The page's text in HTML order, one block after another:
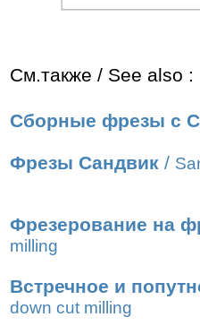
См.также / See also :
Сборные фрезы с
Фрезы Сандвик /
Фрезерование на
milling
Встречное и
down cut milling